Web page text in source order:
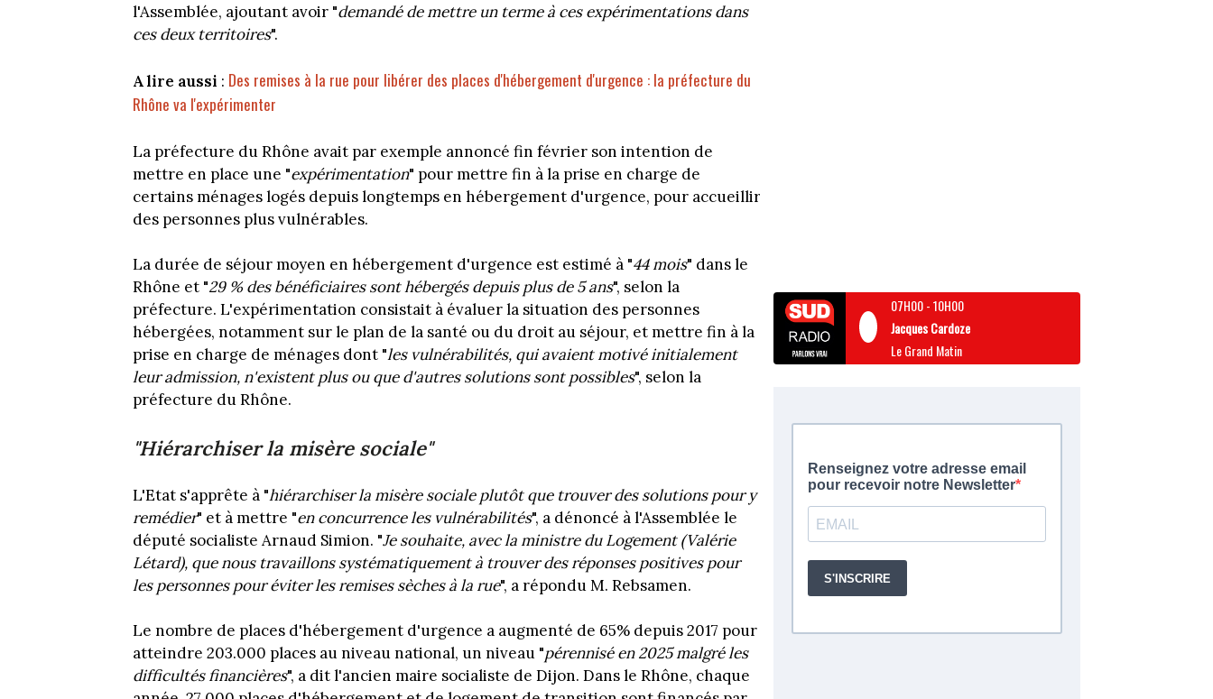
l'Assemblée, ajoutant avoir "demandé de mettre un terme à ces expérimentations dans
ces deux territoires".
A lire aussi : Des remises à la rue pour libérer des places d'hébergement d'urgence : la préfecture du
Rhône va l'expérimenter
La préfecture du Rhône avait par exemple annoncé fin février son intention de
mettre en place une "expérimentation" pour mettre fin à la prise en charge de
certains ménages logés depuis longtemps en hébergement d'urgence, pour accueillir
des personnes plus vulnérables.
La durée de séjour moyen en hébergement d'urgence est estimé à "44 mois" dans le
Rhône et "29 % des bénéficiaires sont hébergés depuis plus de 5 ans", selon la
préfecture. L'expérimentation consistait à évaluer la situation des personnes
hébergées, notamment sur le plan de la santé ou du droit au séjour, et mettre fin à la
prise en charge de ménages dont "les vulnérabilités, qui avaient motivé initialement
leur admission, n'existent plus ou que d'autres solutions sont possibles", selon la
préfecture du Rhône.
"Hiérarchiser la misère sociale"
L'Etat s'apprête à "hiérarchiser la misère sociale plutôt que trouver des solutions pour y
remédier" et à mettre "en concurrence les vulnérabilités", a dénoncé à l'Assemblée le
député socialiste Arnaud Simion. "Je souhaite, avec la ministre du Logement (Valérie
Létard), que nous travaillons systématiquement à trouver des réponses positives pour
les personnes pour éviter les remises sèches à la rue", a répondu M. Rebsamen.
Le nombre de places d'hébergement d'urgence a augmenté de 65% depuis 2017 pour
atteindre 203.000 places au niveau national, un niveau "pérennisé en 2025 malgré les
difficultés financières", a dit l'ancien maire socialiste de Dijon. Dans le Rhône, chaque
07H00-10H00
Jacques Cardoze
Le Grand Matin